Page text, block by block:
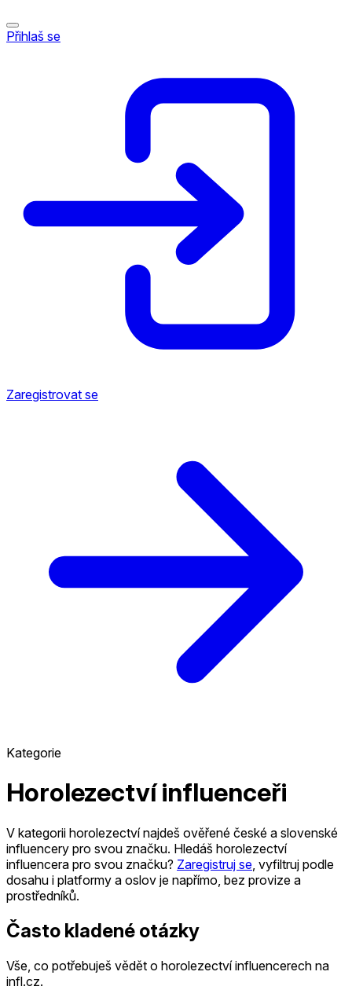
Přihlaš se
Zaregistrovat se
Kategorie
Horolezectví influenceři
V kategorii horolezectví najdeš ověřené české a slovenské
influencery pro svou značku. Hledáš horolezectví
influencera pro svou značku? Zaregistruj se , vyfiltruj podle
dosahu i platformy a oslov je napřímo, bez provize a
prostředníků.
Často kladené otázky
Vše, co potřebuješ vědět o horolezectví influencerech na
infl.cz.